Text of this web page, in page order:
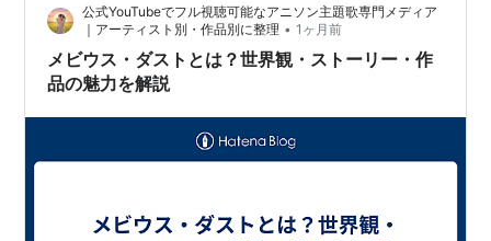
2013年2月上旬から、新製品「メビウス・プレミアムメ
ンソール」を加えた23種類を発売し、ブランド名称を
刷新する。*3
マイルドセブンのブランド価値である「スムースな味・
」を引き継いで展開される。
「マイルドセブン（MILD SEVEN）」の「M」と「S」
公式YouTubeでフル視聴可能なアニソン主題歌専門メディア
｜アーティスト別・作品別に整理 • 1ヶ月前
メビウス・ダストとは？世界観・ストーリー・作
品の魅力を解説